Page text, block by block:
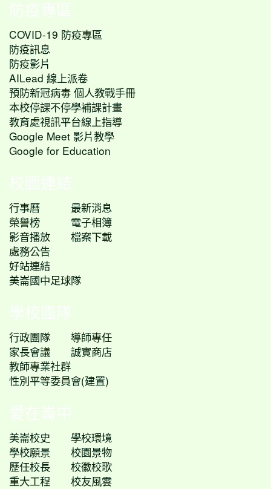
防疫專區
COVID-19 防疫專區
防疫訊息
防疫影片
AILead 線上派卷
預防新冠病毒 個人教戰手冊
本校停課不停學補課計畫
教育處視訊平台線上指導
Google Meet 影片教學
Google for Education
校園連結
行事曆
最新消息
榮譽榜
電子相簿
影音播放
檔案下載
處務公告
好站連結
美崙國中足球隊
學校團隊
行政團隊
導師專任
家長會議
誠實商店
教師專業社群
性別平等委員會(建置)
愛在崙中
美崙校史
學校環境
學校願景
校園景物
歷任校長
校徽校歌
重大工程
校友風雲